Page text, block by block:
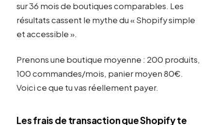
sur 36 mois de boutiques comparables. Les
résultats cassent le mythe du « Shopify simple
et accessible ».
Prenons une boutique moyenne : 200 produits,
100 commandes/mois, panier moyen 80€.
Voici ce que tu vas réellement payer.
Les frais de transaction que Shopify te